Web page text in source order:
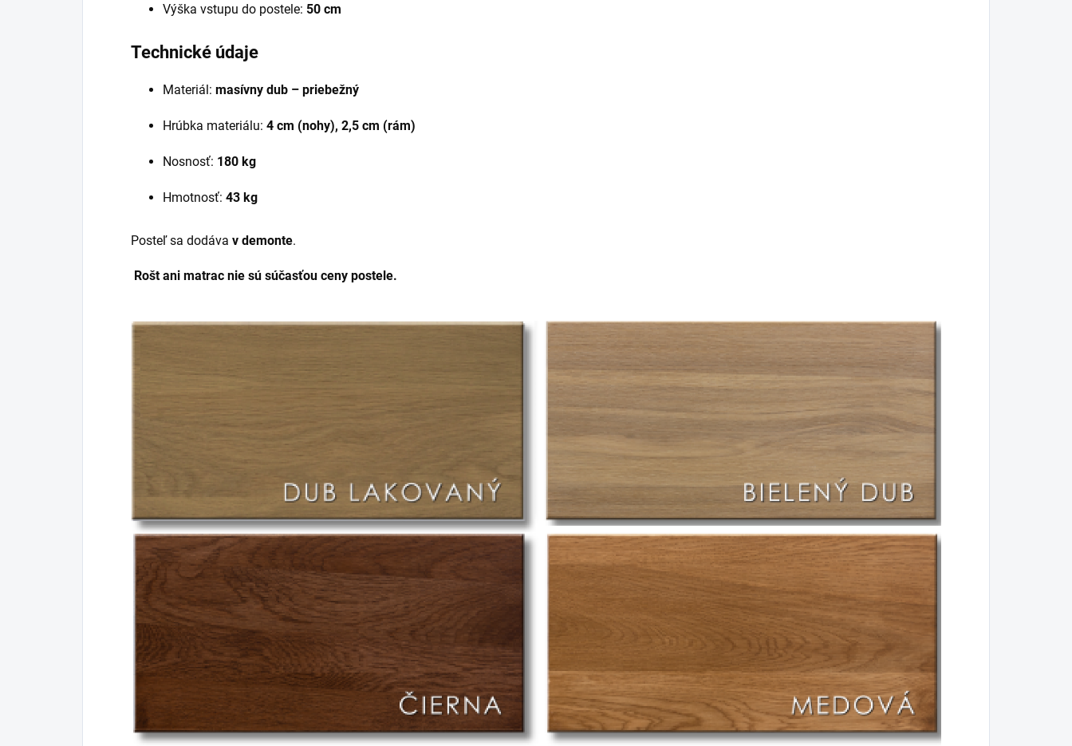
Výška vstupu do postele: 50 cm
Technické údaje
Materiál: masívny dub – priebežný
Hrúbka materiálu: 4 cm (nohy), 2,5 cm (rám)
Nosnosť: 180 kg
Hmotnosť: 43 kg
Posteľ sa dodáva v demonte.
Rošt ani matrac nie sú súčasťou ceny postele.